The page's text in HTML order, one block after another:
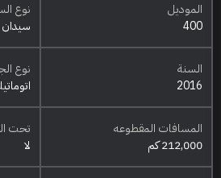
الموديل
400
نوع
سيدان
السنة
2016
نوع
المسافات المقطوعه
212,000 كم
تحت
لا